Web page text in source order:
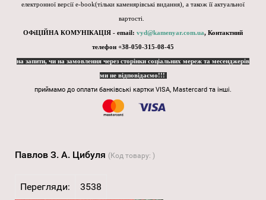
електронної версії e-book(тільки каменярівські видання), а також її актуальної
вартості.
ОФіЦІЙНА КОМУНІКАЦІЯ - email: vyd@kamenyar.com.ua, Контактний
телефон +38-050-315-08-45
на запити, чи на замовлення через сторінки соціальних мереж та месенджерів
ми не відповідаємо!!!
приймамо до оплати банківські картки VISA, Mastercard та інші.
Павлов З. А. Цибуля (Код товару: )
Перегляди: 3538